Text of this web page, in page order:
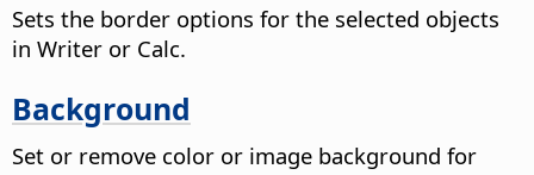
Sets the border options for the selected objects
in Writer or Calc.
Background
Set or remove color or image background for